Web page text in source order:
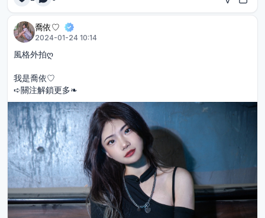
喬依♡︎
2024-01-24 10:14
風格外拍ღ
我是喬依♡︎
➪關注解鎖更多❧